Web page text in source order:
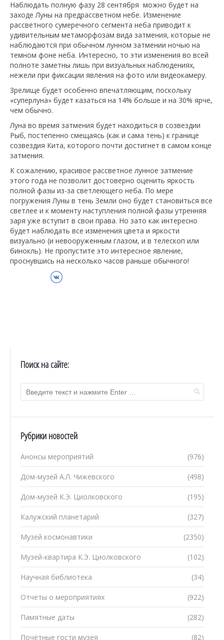
Наблюдать полную фазу 28 сентября можно будет на
заходе Луны на предрассветном небе. Изменение
рассветного сумеречного сегмента неба приводит к
удивительным метаморфозам вида затмения, которые не
наблюдаются при обычном лунном затмении ночью на
темном фоне неба. Интересно, то эти изменения во всей
полноте заметны лишь при визуальных наблюдениях,
нежели при фиксации явления на фото или видеокамеру.
Зрелище будет особенно впечатляющим, поскольку
«суперлуна» будет казаться на 14% больше и на 30% ярче,
чем обычно.
Луна во время затмения будет находиться в созвездии
Рыб, постепенно смещаясь (как и сама тень) к границе
созвездия Кита, которого почти достигнет в самом конце
затмения.
К сожалению, красивое рассветное лунное затмение
этого года не позволит достоверно оценить яркость
полной фазы из-за светлеющего неба. По мере
погружения Луны в тень Земли оно будет становиться все
светлее и к моменту наступления полной фазы утренняя
заря уже вступит в свои права. Но зато как интересно
будет наблюдать все изменения цвета и яркости
визуально (и невооруженным глазом, и в телескоп или
бинокль). Не пропустите это интересное явление,
проснувшись на несколько часов раньше обычного!
ВКонтакте
Поиск на сайте:
Рубрики новостей
(976)
Анонсы мероприятий
(498)
Дом-музей А.Л. Чижевского
(195)
Дом-музей К.Э. Циолковского
(327)
Калужский планетарий
(2350)
Музей космонавтики
(102)
Музей-квартира К.Э. Циолковского
(34)
Научная библиотека
(922)
Отчеты о мероприятиях
(282)
Памятные даты
(82)
Почётные гости музея